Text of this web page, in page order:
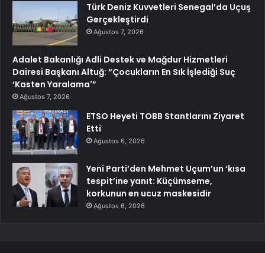
Türk Deniz Kuvvetleri Senegal’da Uçuş
Gerçekleştirdi
Ağustos 7, 2026
Adalet Bakanlığı Adli Destek ve Mağdur Hizmetleri
Dairesi Başkanı Altuğ: “Çocukların En Sık İşlediği Suç
‘Kasten Yaralama'”
Ağustos 7, 2026
ETSO Heyeti TOBB Stantlarını Ziyaret
Etti
Ağustos 6, 2026
Yeni Parti’den Mehmet Uçum’un ‘kısa
tespit’ine yanıt: Küçümseme,
korkunun en ucuz maskesidir
Ağustos 6, 2026